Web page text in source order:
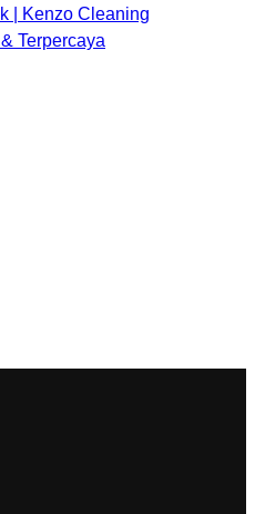
| Kenzo Cleaning
Terpercaya